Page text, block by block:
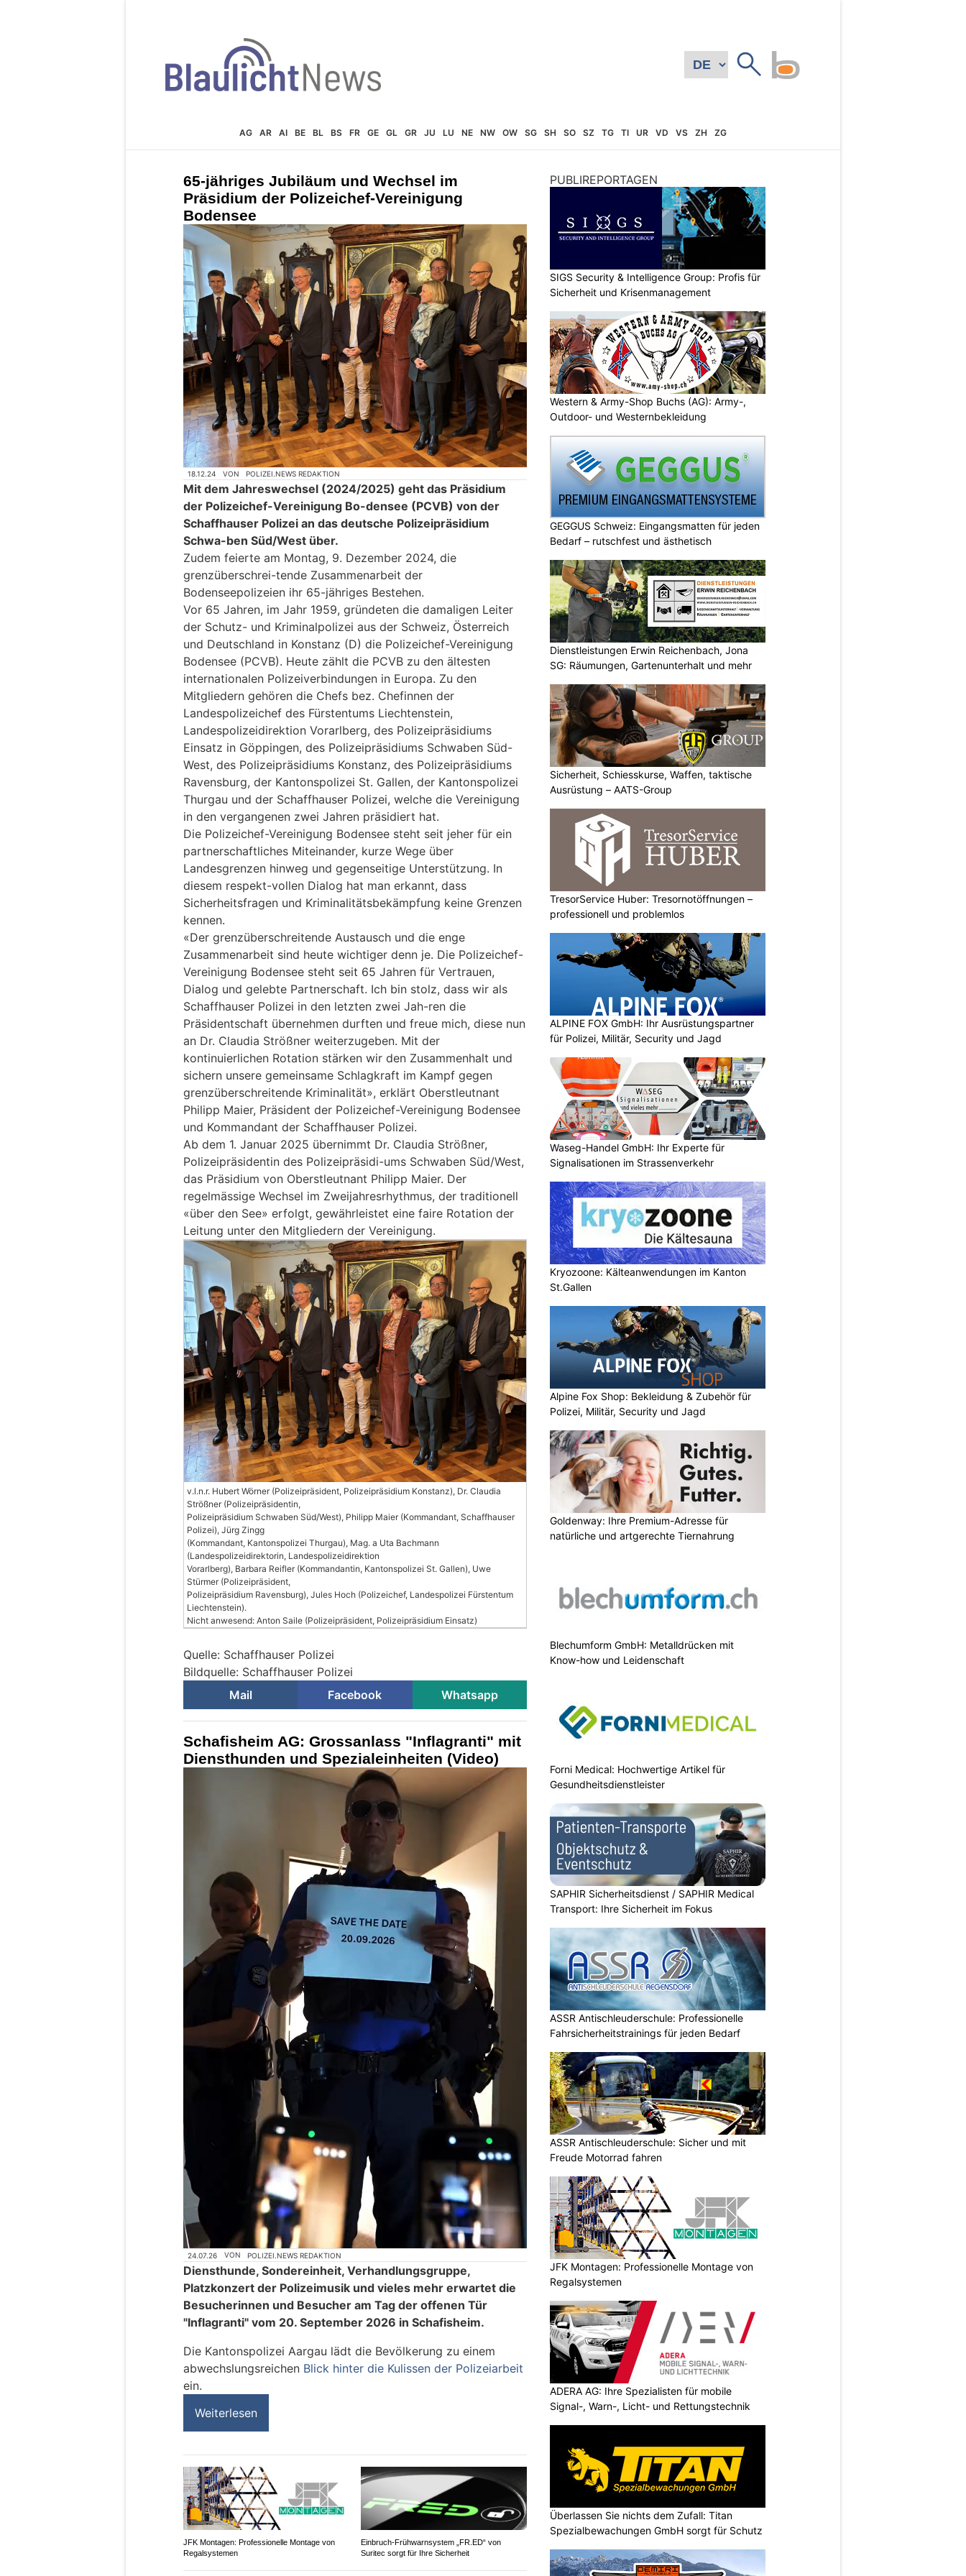
AG AR AI BE BL BS FR GE GL GR JU LU NE NW OW SG SH SO SZ TG TI UR VD VS ZH ZG
65-jähriges Jubiläum und Wechsel im
Präsidium der Polizeichef-Vereinigung
Bodensee
18.12.24 VON POLIZEI.NEWS REDAKTION
Mit dem Jahreswechsel (2024/2025) geht das Präsidium
der Polizeichef-Vereinigung Bo-densee (PCVB) von der
Schaffhauser Polizei an das deutsche Polizeipräsidium
Schwa-ben Süd/West über.
Zudem feierte am Montag, 9. Dezember 2024, die
grenzüberschrei-tende Zusammenarbeit der
Bodenseepolizeien ihr 65-jähriges Bestehen.
Vor 65 Jahren, im Jahr 1959, gründeten die damaligen Leiter
der Schutz- und Kriminalpolizei aus der Schweiz, Österreich
und Deutschland in Konstanz (D) die Polizeichef-Vereinigung
Bodensee (PCVB). Heute zählt die PCVB zu den ältesten
internationalen Polizeiverbindungen in Europa. Zu den
Mitgliedern gehören die Chefs bez. Chefinnen der
Landespolizeichef des Fürstentums Liechtenstein,
Landespolizeidirektion Vorarlberg, des Polizeipräsidiums
Einsatz in Göppingen, des Polizeipräsidiums Schwaben Süd-
West, des Polizeipräsidiums Konstanz, des Polizeipräsidiums
Ravensburg, der Kantonspolizei St. Gallen, der Kantonspolizei
Thurgau und der Schaffhauser Polizei, welche die Vereinigung
in den vergangenen zwei Jahren präsidiert hat.
Die Polizeichef-Vereinigung Bodensee steht seit jeher für ein
partnerschaftliches Miteinander, kurze Wege über
Landesgrenzen hinweg und gegenseitige Unterstützung. In
diesem respekt-vollen Dialog hat man erkannt, dass
Sicherheitsfragen und Kriminalitätsbekämpfung keine Grenzen
kennen.
«Der grenzüberschreitende Austausch und die enge
Zusammenarbeit sind heute wichtiger denn je. Die Polizeichef-
Vereinigung Bodensee steht seit 65 Jahren für Vertrauen,
Dialog und gelebte Partnerschaft. Ich bin stolz, dass wir als
Schaffhauser Polizei in den letzten zwei Jah-ren die
Präsidentschaft übernehmen durften und freue mich, diese nun
an Dr. Claudia Strößner weiterzugeben. Mit der
kontinuierlichen Rotation stärken wir den Zusammenhalt und
sichern unsere gemeinsame Schlagkraft im Kampf gegen
grenzüberschreitende Kriminalität», erklärt Oberstleutnant
Philipp Maier, Präsident der Polizeichef-Vereinigung Bodensee
und Kommandant der Schaffhauser Polizei.
Ab dem 1. Januar 2025 übernimmt Dr. Claudia Strößner,
Polizeipräsidentin des Polizeipräsidi-ums Schwaben Süd/West,
das Präsidium von Oberstleutnant Philipp Maier. Der
regelmässige Wechsel im Zweijahresrhythmus, der traditionell
«über den See» erfolgt, gewährleistet eine faire Rotation der
Leitung unter den Mitgliedern der Vereinigung.
v.l.n.r. Hubert Wörner (Polizeipräsident, Polizeipräsidium Konstanz), Dr. Claudia
Strößner (Polizeipräsidentin,
Polizeipräsidium Schwaben Süd/West), Philipp Maier (Kommandant, Schaffhauser
Polizei), Jürg Zingg
(Kommandant, Kantonspolizei Thurgau), Mag. a Uta Bachmann
(Landespolizeidirektorin, Landespolizeidirektion
Vorarlberg), Barbara Reifler (Kommandantin, Kantonspolizei St. Gallen), Uwe
Stürmer (Polizeipräsident,
Polizeipräsidium Ravensburg), Jules Hoch (Polizeichef, Landespolizei Fürstentum
Liechtenstein).
Nicht anwesend: Anton Saile (Polizeipräsident, Polizeipräsidium Einsatz)
Quelle: Schaffhauser Polizei
Bildquelle: Schaffhauser Polizei
Mail
Facebook Whatsapp
Schafisheim AG: Grossanlass "Inflagranti" mit
Diensthunden und Spezialeinheiten (Video)
24.07.26 VON POLIZEI.NEWS REDAKTION
Diensthunde, Sondereinheit, Verhandlungsgruppe,
Platzkonzert der Polizeimusik und vieles mehr erwartet die
Besucherinnen und Besucher am Tag der offenen Tür
"Inflagranti" vom 20. September 2026 in Schafisheim.
Die Kantonspolizei Aargau lädt die Bevölkerung zu einem
abwechslungsreichen Blick hinter die Kulissen der Polizeiarbeit
ein.
Weiterlesen
JFK Montagen: Professionelle Montage von
Regalsystemen
Einbruch-Frühwarnsystem „FR.ED“ von
Suritec sorgt für Ihre Sicherheit
PUBLIREPORTAGEN
SIGS Security & Intelligence Group: Profis für
Sicherheit und Krisenmanagement
Western & Army-Shop Buchs (AG): Army-,
Outdoor- und Westernbekleidung
GEGGUS Schweiz: Eingangsmatten für jeden
Bedarf – rutschfest und ästhetisch
Dienstleistungen Erwin Reichenbach, Jona
SG: Räumungen, Gartenunterhalt und mehr
Sicherheit, Schiesskurse, Waffen, taktische
Ausrüstung – AATS-Group
TresorService Huber: Tresornotöffnungen –
professionell und problemlos
ALPINE FOX GmbH: Ihr Ausrüstungspartner
für Polizei, Militär, Security und Jagd
Waseg-Handel GmbH: Ihr Experte für
Signalisationen im Strassenverkehr
Kryozoone: Kälteanwendungen im Kanton
St.Gallen
Alpine Fox Shop: Bekleidung & Zubehör für
Polizei, Militär, Security und Jagd
Goldenway: Ihre Premium-Adresse für
natürliche und artgerechte Tiernahrung
Blechumform GmbH: Metalldrücken mit
Know-how und Leidenschaft
Forni Medical: Hochwertige Artikel für
Gesundheitsdienstleister
SAPHIR Sicherheitsdienst / SAPHIR Medical
Transport: Ihre Sicherheit im Fokus
ASSR Antischleuderschule: Professionelle
Fahrsicherheitstrainings für jeden Bedarf
ASSR Antischleuderschule: Sicher und mit
Freude Motorrad fahren
JFK Montagen: Professionelle Montage von
Regalsystemen
ADERA AG: Ihre Spezialisten für mobile
Signal-, Warn-, Licht- und Rettungstechnik
Überlassen Sie nichts dem Zufall: Titan
Spezialbewachungen GmbH sorgt für Schutz